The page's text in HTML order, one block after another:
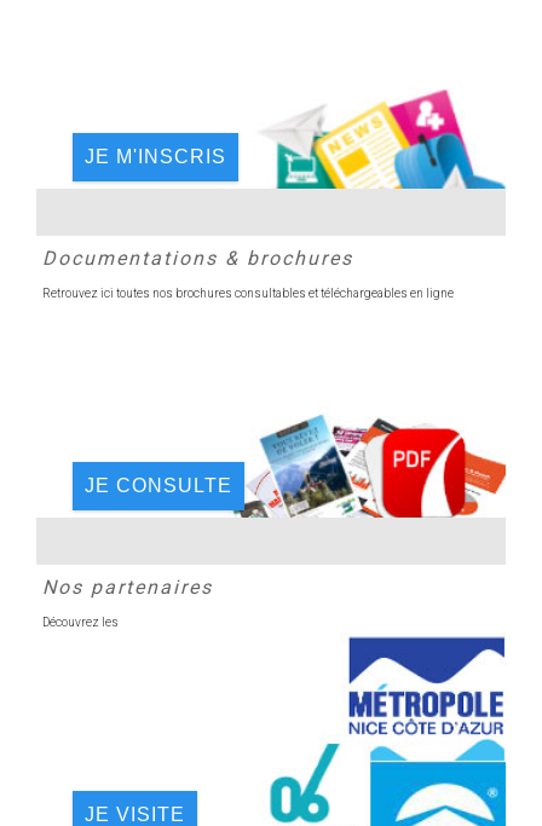
JE M'INSCRIS
Documentations & brochures
Retrouvez ici toutes nos brochures consultables et téléchargeables en ligne
JE CONSULTE
Nos partenaires
Découvrez les
JE VISITE